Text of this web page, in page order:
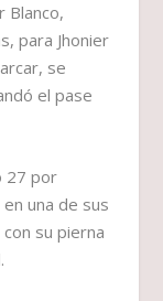
Blanco,
para Jhonier
se
el pase
27 por
una de sus
su pierna